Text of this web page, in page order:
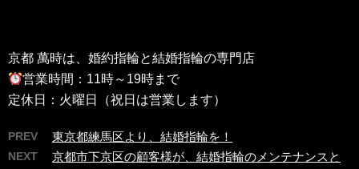
京都 萬時は、婚約指輪と結婚指輪の専門店
営業時間：11時～19時まで
定休日：火曜日（祝日は営業します）
PREV 東京都練馬区より、結婚指輪を！
NEXT
京都市下京区の顧客様が、結婚指輪のメンテナンスと